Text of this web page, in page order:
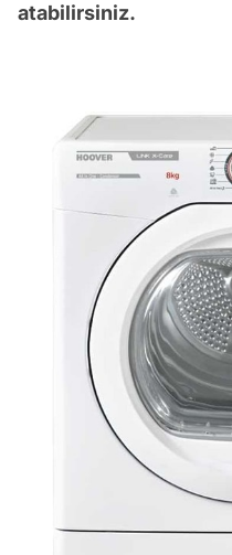
atabilirsiniz.